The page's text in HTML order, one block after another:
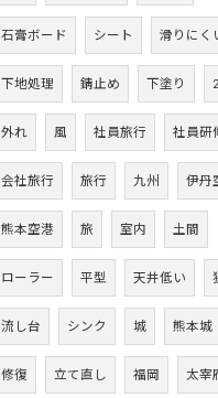
石膏ボード シート 滑りにく
下地処理 錆止め 下塗り
外れ 風 社員旅行 社員研
会社旅行 旅行 九州 伊丹
熊本空港 旅 室内 土間
ローラー 平型 天井低い
流し台 シンク 城 熊本城
修復 立て直し 福岡 太宰